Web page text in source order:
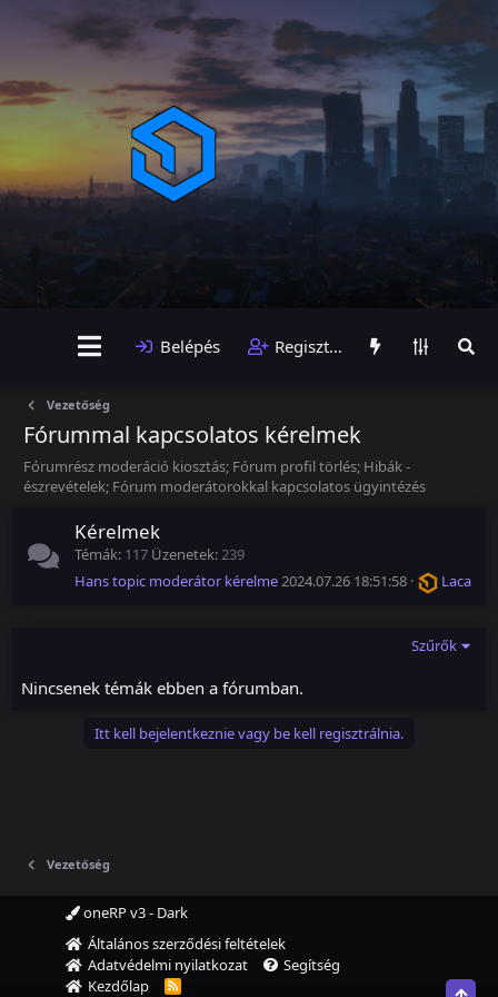
Belépés Regisztráció
Vezetőség
Fórummal kapcsolatos kérelmek
Fórumrész moderáció kiosztás; Fórum profil törlés; Hibák -
észrevételek; Fórum moderátorokkal kapcsolatos ügyintézés
Kérelmek
Témák 117 Üzenetek 239
Hans topic moderátor kérelme2024.07.26 18:51:58 Laca
Szűrők
Nincsenek témák ebben a fórumban.
Itt kell bejelentkeznie vagy be kell regisztrálnia.
Vezetőség
oneRP v3 - Dark
Általános szerződési feltételek
Adatvédelmi nyilatkozat
Segítség
Kezdőlap
R